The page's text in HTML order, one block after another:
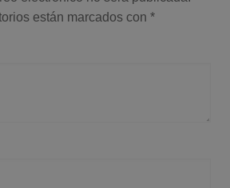
están marcados con *